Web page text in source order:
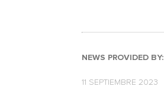
NEWS PROVIDED BY:
11 SEPTIEMBRE 2023